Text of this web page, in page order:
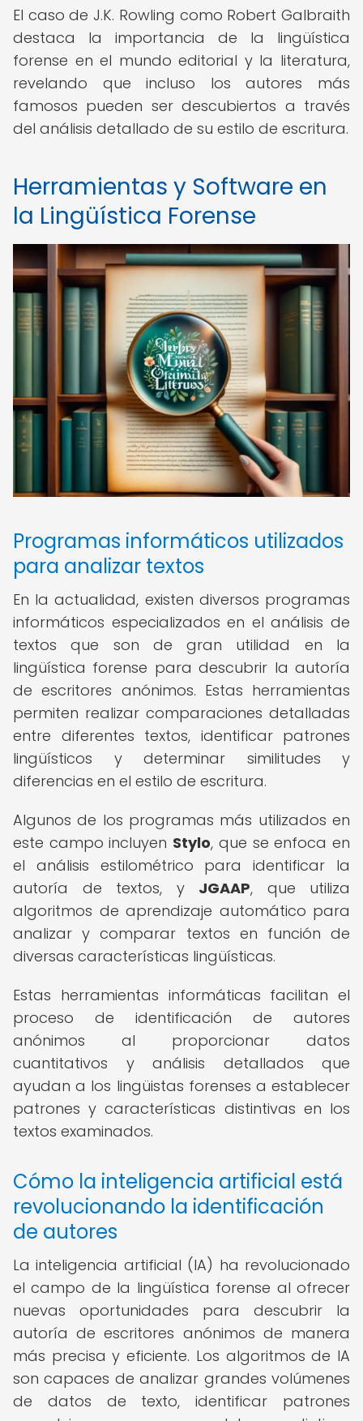
El caso de J.K. Rowling como Robert Galbraith
destaca la importancia de la lingüística
forense en el mundo editorial y la literatura,
revelando que incluso los autores más
famosos pueden ser descubiertos a través
del análisis detallado de su estilo de escritura.
Herramientas y Software en
la Lingüística Forense
Programas informáticos utilizados
para analizar textos
En la actualidad, existen diversos programas
informáticos especializados en el análisis de
textos que son de gran utilidad en la
lingüística forense para descubrir la autoría
de escritores anónimos. Estas herramientas
permiten realizar comparaciones detalladas
entre diferentes textos, identificar patrones
lingüísticos y determinar similitudes y
diferencias en el estilo de escritura.
Algunos de los programas más utilizados en
este campo incluyen Stylo, que se enfoca en
el análisis estilométrico para identificar la
autoría de textos, y JGAAP, que utiliza
algoritmos de aprendizaje automático para
analizar y comparar textos en función de
diversas características lingüísticas.
Estas herramientas informáticas facilitan el
proceso de identificación de autores
anónimos al proporcionar datos
cuantitativos y análisis detallados que
ayudan a los lingüistas forenses a establecer
patrones y características distintivas en los
textos examinados.
Cómo la inteligencia artificial está
revolucionando la identificación
de autores
La inteligencia artificial (IA) ha revolucionado
el campo de la lingüística forense al ofrecer
nuevas oportunidades para descubrir la
autoría de escritores anónimos de manera
más precisa y eficiente. Los algoritmos de IA
son capaces de analizar grandes volúmenes
de datos de texto, identificar patrones